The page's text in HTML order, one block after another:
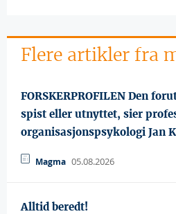
Flere artikler fra
FORSKERPROFILEN Den
spist eller utnyttet, sier
organisasjonspsykologi Jan
Magma 05.08.2026
Alltid beredt!